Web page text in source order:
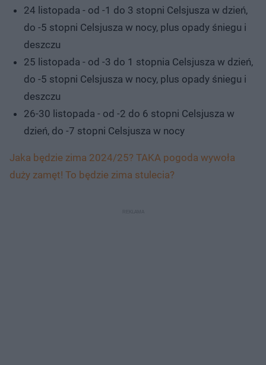
24 listopada - od -1 do 3 stopni Celsjusza w dzień,
do -5 stopni Celsjusza w nocy, plus opady śniegu i
deszczu
25 listopada - od -3 do 1 stopnia Celsjusza w dzień,
do -5 stopni Celsjusza w nocy, plus opady śniegu i
deszczu
26-30 listopada - od -2 do 6 stopni Celsjusza w
dzień, do -7 stopni Celsjusza w nocy
Jaka będzie zima 2024/25? TAKA pogoda wywoła
duży zamęt! To będzie zima stulecia?